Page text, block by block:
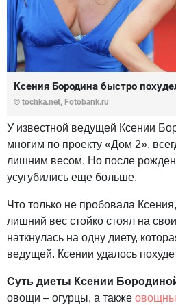
Ксения Бородина быстро
© tochka.net, Fotobank.ru
У известной ведущей Ксении
многим по проекту «Дом 2»,
лишним весом. Но после
усугубились еще больше.
Что только не пробовала
лишний вес стойко стоял на
наткнулась на одну диету,
ведущей. Ксении удалось
Суть диеты Ксении
овощи – огурцы, а также